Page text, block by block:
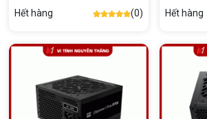
Hết hàng (0) Hết hàng